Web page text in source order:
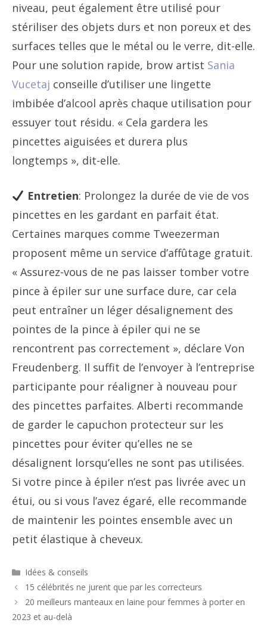
niveau, peut également être utilisé pour
stériliser des objets durs et non poreux et des
surfaces telles que le métal ou le verre, dit-elle.
Pour une solution rapide, brow artist Sania
Vucetaj conseille d’utiliser une lingette
imbibée d’alcool après chaque utilisation pour
essuyer tout résidu. « Cela gardera les
pincettes aiguisées et durera plus
longtemps », dit-elle.
Entretien: Prolongez la durée de vie de vos
pincettes en les gardant en parfait état.
Certaines marques comme Tweezerman
proposent même un service d’affûtage gratuit.
« Assurez-vous de ne pas laisser tomber votre
pince à épiler sur une surface dure, car cela
peut entraîner un léger désalignement des
pointes de la pince à épiler qui ne se
rencontrent pas correctement », déclare Von
Freudenberg. Il suffit de l’envoyer à l’entreprise
participante pour réaligner à nouveau pour
des pincettes parfaites. Alberti recommande
de garder le capuchon protecteur sur les
pincettes pour éviter qu’elles ne se
désalignent lorsqu’elles ne sont pas utilisées.
Si votre pince à épiler n’est pas livrée avec un
étui, ou si vous l’avez égaré, elle recommande
de maintenir les pointes ensemble avec un
petit élastique à cheveux.
Catégories
Idées & conseils
Navigation
des
15 célébrités ne jurent que par les correcteurs
20 meilleurs manteaux en laine pour femmes à porter en
2023 et au-delà